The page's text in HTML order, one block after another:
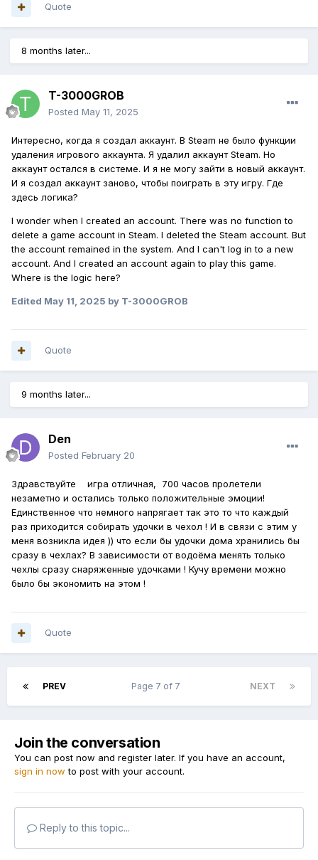
Quote
8 months later...
T-3000GROB
Posted May 11, 2025
Интересно, когда я создал аккаунт. В Steam не было функции
удаления игрового аккаунта. Я удалил аккаунт Steam. Но
аккаунт остался в системе. И я не могу зайти в новый аккаунт.
И я создал аккаунт заново, чтобы поиграть в эту игру. Где
здесь логика?
I wonder when I created an account. There was no function to
delete a game account in Steam. I deleted the Steam account. But
the account remained in the system. And I can't log in to a new
account. And I created an account again to play this game.
Where is the logic here?
Edited May 11, 2025 by T-3000GROB
Quote
9 months later...
Den
Posted February 20
Здравствуйте игра отличная, 700 часов пролетели
незаметно и остались только положительные эмоции!
Единственное что немного напрягает так это то что каждый
раз приходится собирать удочки в чехол ! И в связи с этим у
меня возникла идея )) что если бы удочки дома хранились бы
сразу в чехлах? В зависимости от водоёма менять только
чехлы сразу снаряженные удочками ! Кучу времени можно
было бы экономить на этом !
Quote
PREV NEXT
Page 7 of 7
Join the conversation
You can post now and register later. If you have an account,
sign in now to post with your account.
Reply to this topic...